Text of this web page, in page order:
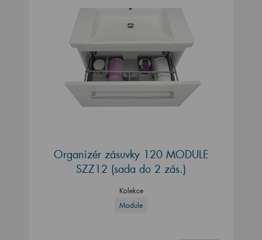
Organizér zásuvky 120 MODULE
SZZ12 (sada do 2 zás.)
Kolekce
Module